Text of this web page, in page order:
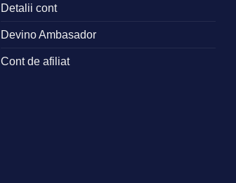
Detalii cont
Devino Ambasador
Cont de afiliat